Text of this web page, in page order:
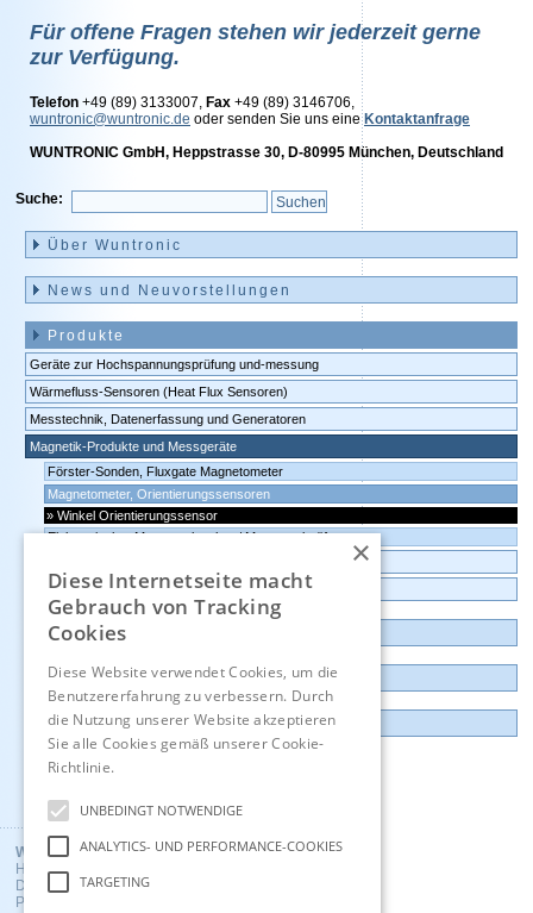
Für offene Fragen stehen wir jederzeit gerne
zur Verfügung.
Telefon +49 (89) 3133007, Fax +49 (89) 3146706,
wuntronic@wuntronic.de oder senden Sie uns eine Kontaktanfrage
WUNTRONIC GmbH, Heppstrasse 30, D-80995 München, Deutschland
Suche:
überspringen
Über Wuntronic
News und Neuvorstellungen
Produkte
Geräte zur Hochspannungsprüfung und-messung
Wärmefluss-Sensoren (Heat Flux Sensoren)
Messtechnik, Datenerfassung und Generatoren
Magnetik-Produkte und Messgeräte
Förster-Sonden, Fluxgate Magnetometer
Magnetometer, Orientierungssensoren
Winkel Orientierungssensor
Elektronischer Magnetpolsucher / Magnetpolprüfer
Datenlogger, Datenrekorder, Messwandler
Günstige Auslauf-und Demogeräte
Kontakt
Impressum
Wuntronic GmbH
Heppstrasse 30
D - 80995 Munich, Germany
Phone +49 (89) 3133007
×
Diese Internetseite macht
Gebrauch von Tracking
Cookies
Diese Website verwendet Cookies, um die
Benutzererfahrung zu verbessern. Durch
die Nutzung unserer Website akzeptieren
Sie alle Cookies gemäß unserer Cookie-
Richtlinie.
UNBEDINGT NOTWENDIGE
ANALYTICS- UND PERFORMANCE-COOKIES
TARGETING